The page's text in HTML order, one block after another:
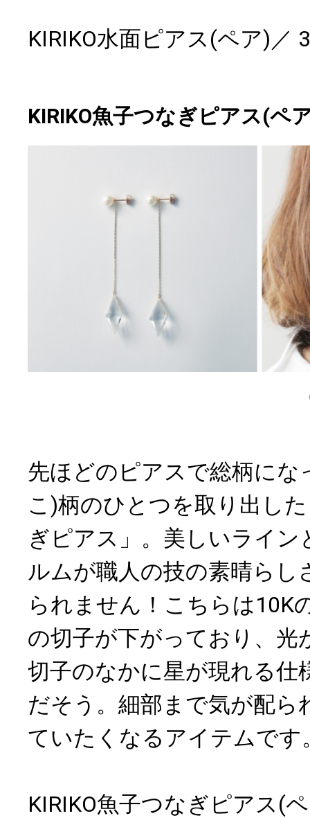
KIRIKO水面ピアス(ペア)／
KIRIKO魚子つなぎピアス(ペ
先ほどのピアスで総柄にな
こ)柄のひとつを取り出し
ぎピアス」。美しいライン
ルムが職人の技の素晴らし
られません！こちらは10K
の切子が下がっており、光
切子のなかに星が現れる仕
だそう。細部まで気が配ら
ていたくなるアイテムです
KIRIKO魚子つなぎピアス(